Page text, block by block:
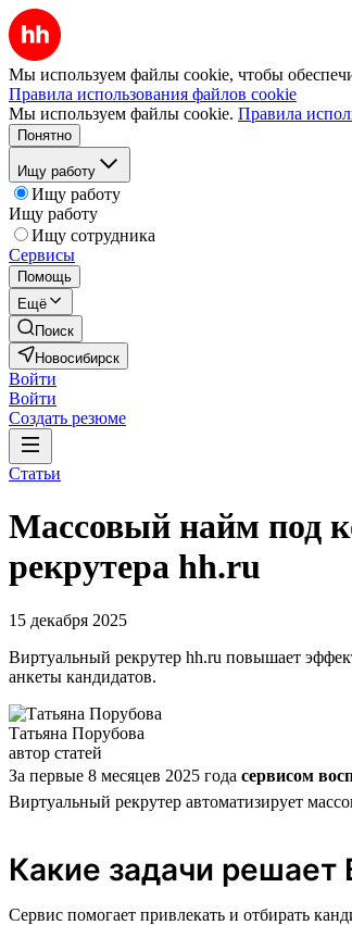
Мы используем файлы cookie, чтобы
Правила использования файлов cookie
Мы используем файлы cookie. Правила
Понятно
Ищу работу
Ищу работу
Ищу работу
Ищу сотрудника
Сервисы
Помощь
Ещё
Поиск
Новосибирск
Войти
Войти
Создать резюме
Статьи
Массовый найм под
рекрутера hh.ru
15 декабря 2025
Виртуальный рекрутер hh.ru повышает
анкеты кандидатов.
Татьяна Порубова
автор статей
За первые 8 месяцев 2025 года сервисом
Виртуальный рекрутер автоматизирует
Какие задачи решает
Сервис помогает привлекать и отбирать